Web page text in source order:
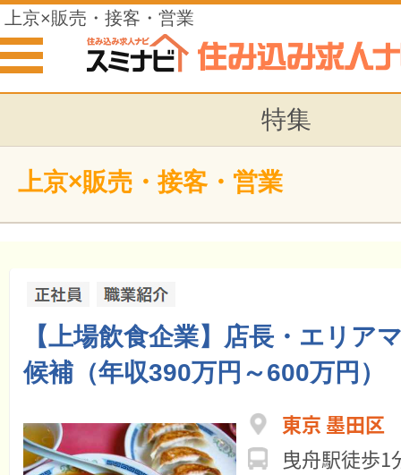
上京×販売・接客・営業
特集
上京×販売・接客・営業
【上場飲食企業】店長・エリア
候補（年収390万円～600万円）
東京 墨田区
曳舟駅徒歩1